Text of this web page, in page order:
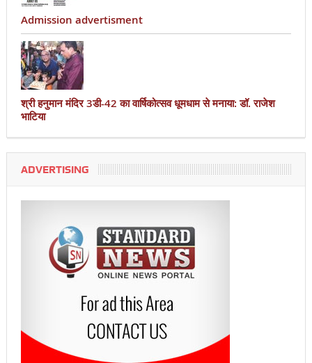
Admission advertisment
श्री हनुमान मंदिर 3डी-42 का वार्षिकोत्सव धूमधाम से मनाया: डॉ. राजेश
भाटिया
ADVERTISING